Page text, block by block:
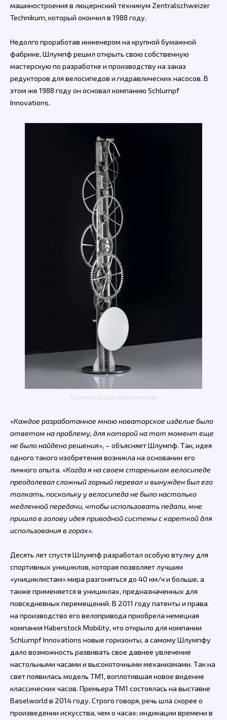
машиностроения в люцернский техникум Zentralschweizer
Technikum, который окончил в 1988 году.
Недолго проработав инженером на крупной бумажной
фабрике, Шлумпф решил открыть свою собственную
мастерскую по разработке и производству на заказ
редукторов для велосипедов и гидравлических насосов. В
этом же 1988 году он основал компанию Schlumpf
Innovations.
Нажмите для увеличения
«Каждое разработанное мною новаторское изделие было
ответом на проблему, для которой на тот момент еще
не было найдено решения», – объясняет Шлумпф. Так, идея
одного такого изобретения возникла на основании его
личного опыта. «Когда я на своем стареньком велосипеде
преодолевал сложный горный перевал и вынужден был его
толкать, поскольку у велосипеда не было настолько
медленной передачи, чтобы использовать педали, мне
пришла в голову идея приводной системы с кареткой для
использования в горах».
Десять лет спустя Шлумпф разработал особую втулку для
спортивных унициклов, которая позволяет лучшим
«унициклистам» мира разгоняться до 40 км/ч и больше, а
также применяется в унициклах, предназначенных для
повседневных перемещений. В 2011 году патенты и права
на производство его велопривода приобрела немецкая
компания Haberstock Mobility, что открыло для компании
Schlumpf Innovations новые горизонты, а самому Шлумпфу
дало возможность развивать свое давнее увлечение
настольными часами и высокоточными механизмами. Так на
свет появилась модель TM1, воплотившая новое видение
классических часов. Премьера TM1 состоялась на выставке
Baselworld в 2014 году. Строго говоря, речь шла скорее о
произведении искусства, чем о часах: индикации времени в